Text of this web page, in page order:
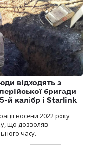
відходять з
бригади
й калібр і Starlink
восени 2022 року
що дозволяв
часу.